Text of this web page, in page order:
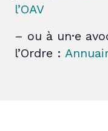
l’OAV
– ou à un·e
l’Ordre :